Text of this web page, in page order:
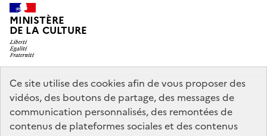
Ce site utilise des cookies afin de vous proposer des
vidéos, des boutons de partage, des messages de
communication personnalisés, des remontées de
contenus de plateformes sociales et des contenus
MINISTÈRE
DE LA CULTURE
legifrance.gouv.fr
info.gouv.fr
service-public.gouv.fr
data.gouv.fr